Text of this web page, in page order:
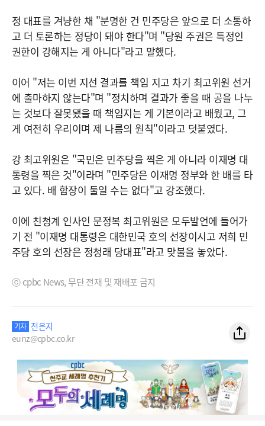
정 대표를 겨냥한 채 "분명한 건 민주당은 앞으로 더 소통하
고 더 토론하는 정당이 돼야 한다"며 "당원 주권은 특정인
권한이 강해지는 게 아니다"라고 말했다.
이어 "저는 이번 지선 결과를 책임 지고 차기 최고위원 선거
에 출마하지 않는다"며 "정치하며 결과가 좋을 때 공을 나누
는 것보다 잘못됐을 때 책임지는 게 기본이라고 배웠고, 그
게 여전히 우리이며 제 나름의 원칙"이라고 덧붙였다.
강 최고위원은 "국민은 민주당을 찍은 게 아니라 이재명 대
통령을 찍은 것"이라며 "민주당은 이재명 정부와 한 배를 타
고 있다. 배 함장이 둘일 수는 없다"고 강조했다.
이에 친청계 인사인 문정복 최고위원은 모두발언에 들어가
기 전 "이재명 대통령은 대한민국 호의 선장이시고 저희 민
주당 호의 선장은 정청래 당대표"라고 맞불을 놓았다.
ⓒ cpbc News, 무단 전재 및 재배포 금지
기자 전은지
eunz@cpbc.co.kr